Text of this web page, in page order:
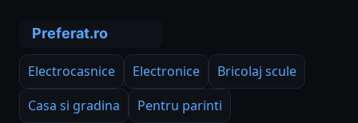
Electrocasnice Electronice
Bricolaj scule
Casa si gradina
Pentru parinti